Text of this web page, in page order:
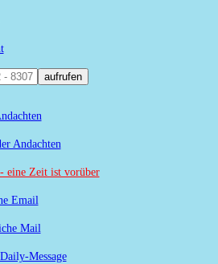
aufrufen
Andachten
eine Zeit ist vorüber
Email
Mail
Message